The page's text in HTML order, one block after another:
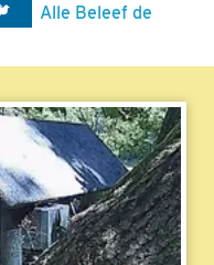
Alle Beleef de